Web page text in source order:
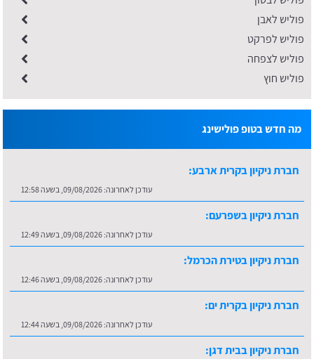
פוליש לאבן
​פוליש לפרקט
פוליש לצפחה
פוליש חוץ
מה חדש בטופ פולישינג
חברת ניקיון בקרית ארבע:
עודכן לאחרונה: 09/08/2026, בשעה 12:58
חברת ניקיון בשפרעם:
עודכן לאחרונה: 09/08/2026, בשעה 12:49
חברת ניקיון בטירת הכרמל:
עודכן לאחרונה: 09/08/2026, בשעה 12:46
חברת ניקיון בקרית ים:
עודכן לאחרונה: 09/08/2026, בשעה 12:44
חברת ניקיון בבית דגן: